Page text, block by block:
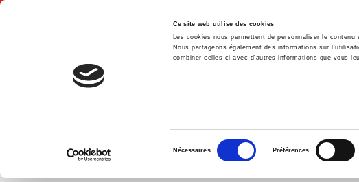
Ce site web utilise des cookies
Les cookies nous permettent de personnaliser le
Nous partageons également des informations sur
combiner celles-ci avec d'autres informations que vous
consentement
Nécessaires Préférences
Accueil
IMAGES